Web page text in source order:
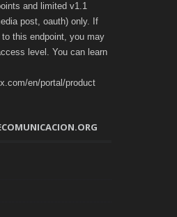
and limited v1.1
post, oauth) only. If
this endpoint, you may
level. You can learn
en/portal/product